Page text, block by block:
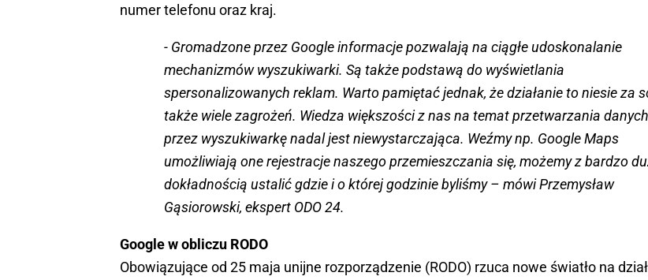
numer telefonu oraz kraj.
- Gromadzone przez Google informacje pozwalają na ciągłe udoskonalanie
mechanizmów wyszukiwarki. Są także podstawą do wyświetlania
spersonalizowanych reklam. Warto pamiętać jednak, że działanie to niesie za
także wiele zagrożeń. Wiedza większości z nas na temat przetwarzania danych
przez wyszukiwarkę nadal jest niewystarczająca. Weźmy np. Google Maps
umożliwiają one rejestracje naszego przemieszczania się, możemy z bardzo
dokładnością ustalić gdzie i o której godzinie byliśmy – mówi Przemysław
Gąsiorowski, ekspert ODO 24.
Google w obliczu RODO
Obowiązujące od 25 maja unijne rozporządzenie (RODO) rzuca nowe światło na